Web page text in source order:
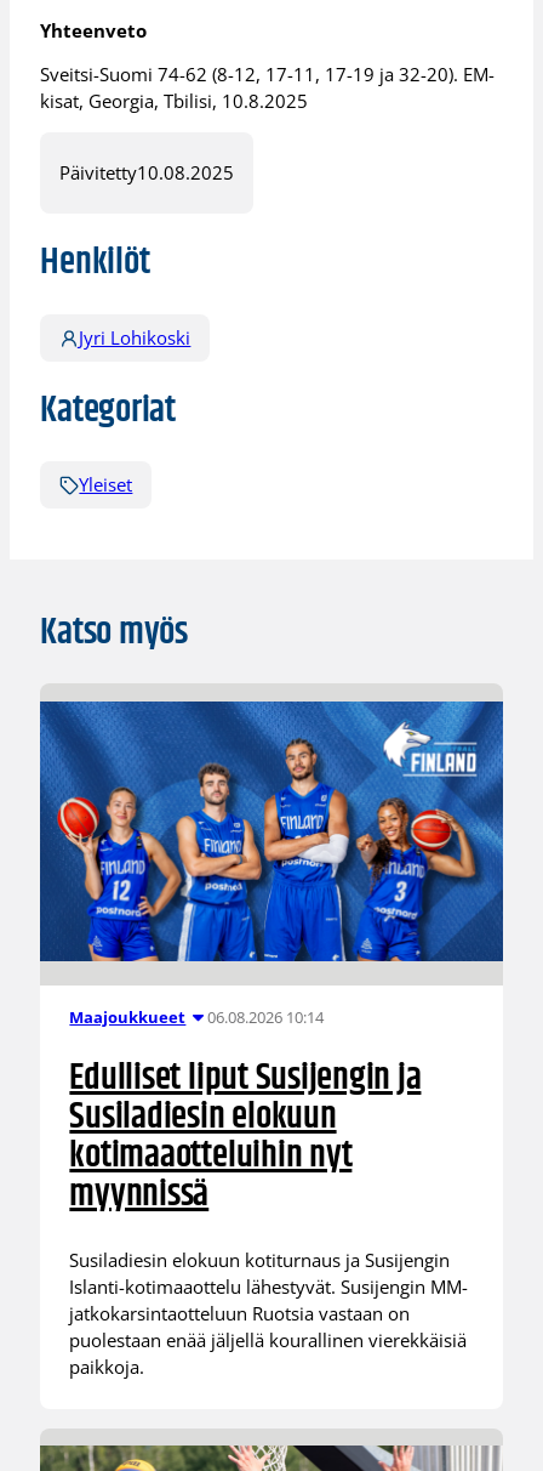
Yhteenveto
Sveitsi-Suomi 74-62 (8-12, 17-11, 17-19 ja 32-20). EM-
kisat, Georgia, Tbilisi, 10.8.2025
Päivitetty10.08.2025
Henkilöt
Jyri Lohikoski
Kategoriat
Yleiset
Katso myös
Maajoukkueet 06.08.2026 10:14
Edulliset liput Susijengin ja
Susiladiesin elokuun
kotimaaotteluihin nyt
myynnissä
Susiladiesin elokuun kotiturnaus ja Susijengin
Islanti-kotimaaottelu lähestyvät. Susijengin MM-
jatkokarsintaotteluun Ruotsia vastaan on
puolestaan enää jäljellä kourallinen vierekkäisiä
paikkoja.